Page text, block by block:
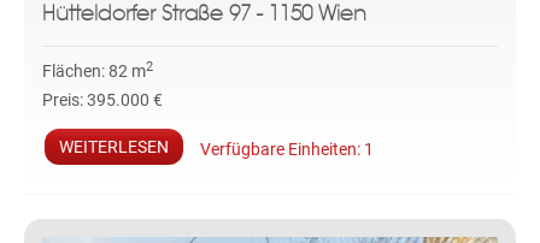
Hütteldorfer Straße 97 - 1150 Wien
Flächen:82 m2
Preis:395.000 €
WEITERLESEN Verfügbare Einheiten: 1